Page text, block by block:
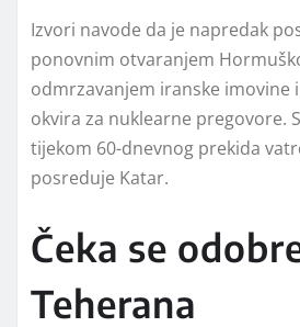
Izvori navode da je napredak
ponovnim otvaranjem
odmrzavanjem iranske imovine
okvira za nuklearne pregovore.
tijekom 60-dnevnog prekida
posreduje Katar.
Čeka se
Teherana